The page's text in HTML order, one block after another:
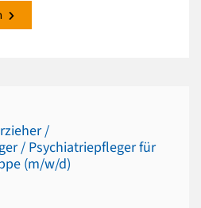
/
/ Psychiatriepfleger für
(m/w/d)